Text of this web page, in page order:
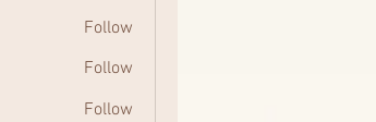
Follow
Follow
Follow